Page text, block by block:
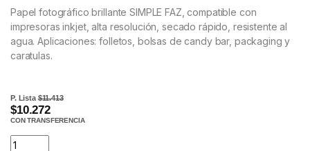
Papel fotográfico brillante SIMPLE FAZ, compatible con
impresoras inkjet, alta resolución, secado rápido, resistente al
agua. Aplicaciones: folletos, bolsas de candy bar, packaging y
caratulas.
P. Lista$11.413
$10.272
CON TRANSFERENCIA